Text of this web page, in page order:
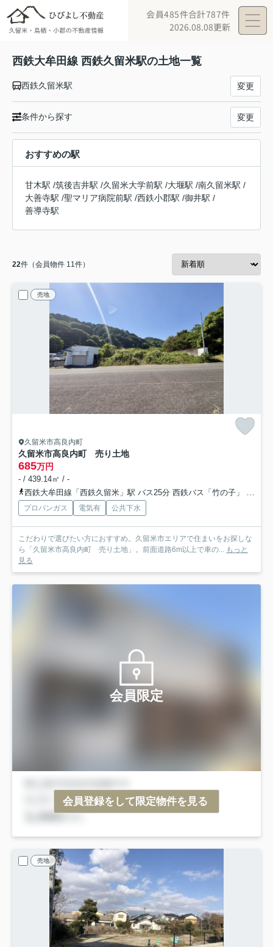
会員485件合計787件
2026.08.08更新
西鉄大牟田線 西鉄久留米駅の土地一覧
西鉄久留米駅 変更
条件から探す 変更
おすすめの駅
甘木駅 /筑後吉井駅 /久留米大学前駅 /大堰駅 /南久留米駅 /
大善寺駅 /聖マリア病院前駅 /西鉄小郡駅 /御井駅 /
善導寺駅
22件（会員物件 11件）
売地
久留米市高良内町
久留米市高良内町 売り土地
685万円
- / 439.14㎡ / -
西鉄大牟田線「西鉄久留米」駅 バス25分 西鉄バス「竹の子」 停歩7分
プロパンガス 電気有 公共下水
こだわりで選びたい方におすすめ。久留米市エリアで住まいをお探しな
ら「久留米市高良内町 売り土地」。前面道路6m以上で車の... もっと
見る
会員限定
会員登録をして限定物件を見る
売地